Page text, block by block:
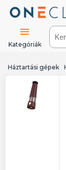
Kategóriák
Háztartási gépek